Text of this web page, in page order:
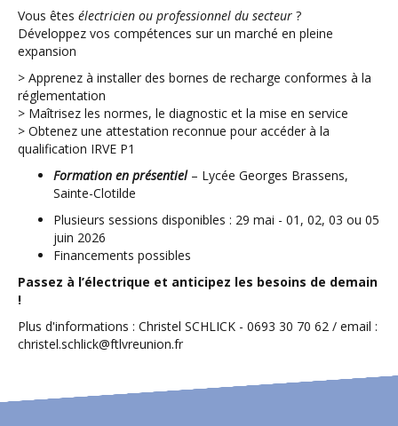
Vous êtes électricien ou professionnel du secteur ?
Développez vos compétences sur un marché en pleine
expansion
> Apprenez à installer des bornes de recharge conformes à la
réglementation
> Maîtrisez les normes, le diagnostic et la mise en service
> Obtenez une attestation reconnue pour accéder à la
qualification IRVE P1
Formation en présentiel– Lycée Georges Brassens,
Sainte-Clotilde
Plusieurs sessions disponibles : 29 mai - 01, 02, 03 ou 05
juin 2026
Financements possibles
Passez à l’électrique et anticipez les besoins de demain
!
Plus d'informations : Christel SCHLICK - 0693 30 70 62 / email :
christel.schlick@ftlvreunion.fr